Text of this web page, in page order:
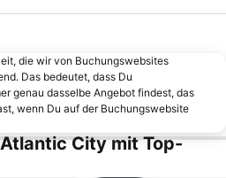
die wir von Buchungswebsites
Das bedeutet, dass Du
genau dasselbe Angebot findest, das
wenn Du auf der Buchungswebsite
City mit Top-